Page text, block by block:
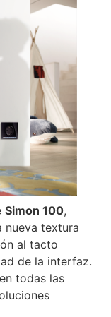
Simon 100,
nueva textura
al tacto
de la interfaz.
todas las